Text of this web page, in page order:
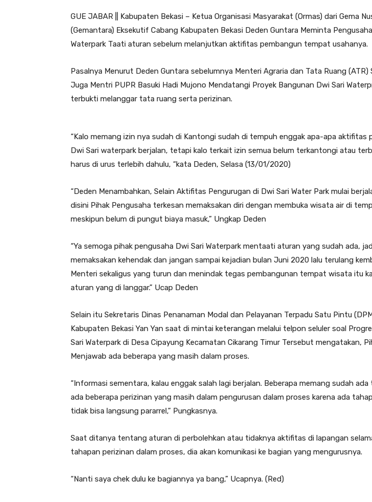
GUE JABAR || Kabupaten Bekasi – Ketua Organisasi Masyarakat (Ormas) dari Gema
(Gemantara) Eksekutif Cabang Kabupaten Bekasi Deden Guntara Meminta
Waterpark Taati aturan sebelum melanjutkan aktifitas pembangun tempat usahanya.
Pasalnya Menurut Deden Guntara sebelumnya Menteri Agraria dan Tata Ruang (ATR)
Juga Mentri PUPR Basuki Hadi Mujono Mendatangi Proyek Bangunan Dwi Sari
terbukti melanggar tata ruang serta perizinan.
“Kalo memang izin nya sudah di Kantongi sudah di tempuh enggak apa-apa aktifitas
Dwi Sari waterpark berjalan, tetapi kalo terkait izin semua belum terkantongi atau
harus di urus terlebih dahulu, “kata Deden, Selasa (13/01/2020)
“Deden Menambahkan, Selain Aktifitas Pengurugan di Dwi Sari Water Park mulai
disini Pihak Pengusaha terkesan memaksakan diri dengan membuka wisata air di
meskipun belum di pungut biaya masuk,” Ungkap Deden
“Ya semoga pihak pengusaha Dwi Sari Waterpark mentaati aturan yang sudah ada,
memaksakan kehendak dan jangan sampai kejadian bulan Juni 2020 lalu terulang
Menteri sekaligus yang turun dan menindak tegas pembangunan tempat wisata itu
aturan yang di langgar.” Ucap Deden
Selain itu Sekretaris Dinas Penanaman Modal dan Pelayanan Terpadu Satu Pintu
Kabupaten Bekasi Yan Yan saat di mintai keterangan melalui telpon seluler soal
Sari Waterpark di Desa Cipayung Kecamatan Cikarang Timur Tersebut mengatakan,
Menjawab ada beberapa yang masih dalam proses.
“Informasi sementara, kalau enggak salah lagi berjalan. Beberapa memang sudah
ada beberapa perizinan yang masih dalam pengurusan dalam proses karena ada
tidak bisa langsung pararrel,” Pungkasnya.
Saat ditanya tentang aturan di perbolehkan atau tidaknya aktifitas di lapangan
tahapan perizinan dalam proses, dia akan komunikasi ke bagian yang mengurusnya.
“Nanti saya chek dulu ke bagiannya ya bang,” Ucapnya. (Red)